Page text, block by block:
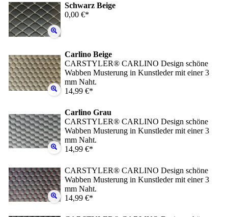
Schwarz Beige
0,00 €*
Carlino Beige
CARSTYLER® CARLINO Design schöne
Wabben Musterung in Kunstleder mit einer 3
mm Naht.
14,99 €*
Carlino Grau
CARSTYLER® CARLINO Design schöne
Wabben Musterung in Kunstleder mit einer 3
mm Naht.
14,99 €*
CARSTYLER® CARLINO Design schöne
Wabben Musterung in Kunstleder mit einer 3
mm Naht.
14,99 €*